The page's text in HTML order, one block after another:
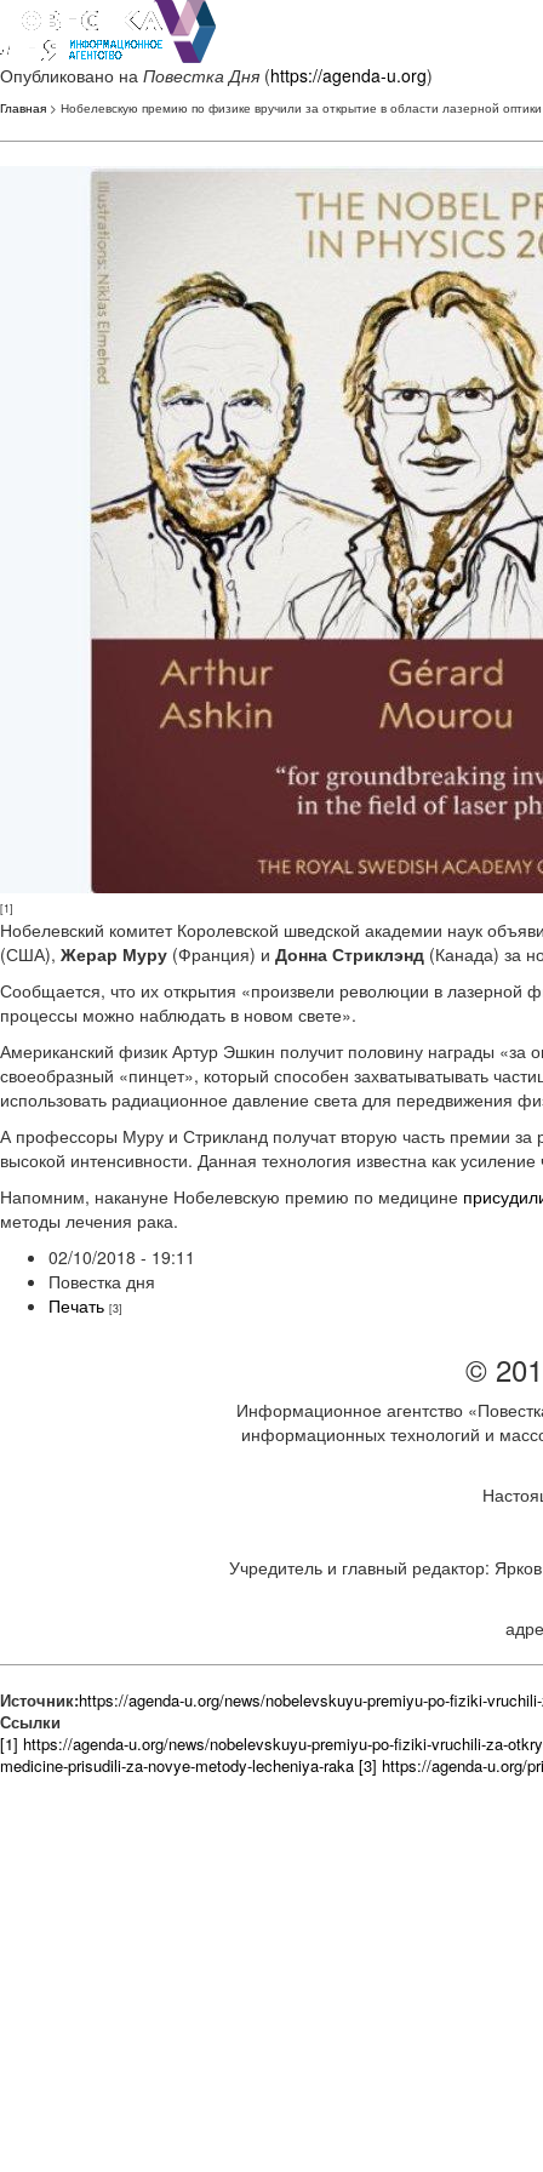
Опубликовано на Повестка Дня (https://agenda-u.org)
Главная > Нобелевскую премию по физике вручили за открытие в области лазерной оптики
[1]
Нобелевский комитет Королевской шведской академии наук
(США), Жерар Муру (Франция) и Донна Стриклэнд (Канада) за
Сообщается, что их открытия «произвели революции в лазерной
процессы можно наблюдать в новом свете».
Американский физик Артур Эшкин получит половину награды «за
своеобразный «пинцет», который способен захватыватывать
использовать радиационное давление света для передвижения
А профессоры Муру и Стрикланд получат вторую часть премии за
высокой интенсивности. Данная технология известна как
Напомним, накануне Нобелевскую премию по медицине
методы лечения рака‍.
02/10/2018 - 19:11
Повестка дня
Печать [3]
©
Информационное агентство
информационных технологий и
Учредитель и главный редактор:
Источник:https://agenda-u.org/news/nobelevskuyu-premiyu-po-fiziki-
Ссылки
[1] https://agenda-u.org/news/nobelevskuyu-premiyu-po-fiziki-vruchili-za-
medicine-prisudili-za-novye-metody-lecheniya-raka [3] https://agenda-u.org/